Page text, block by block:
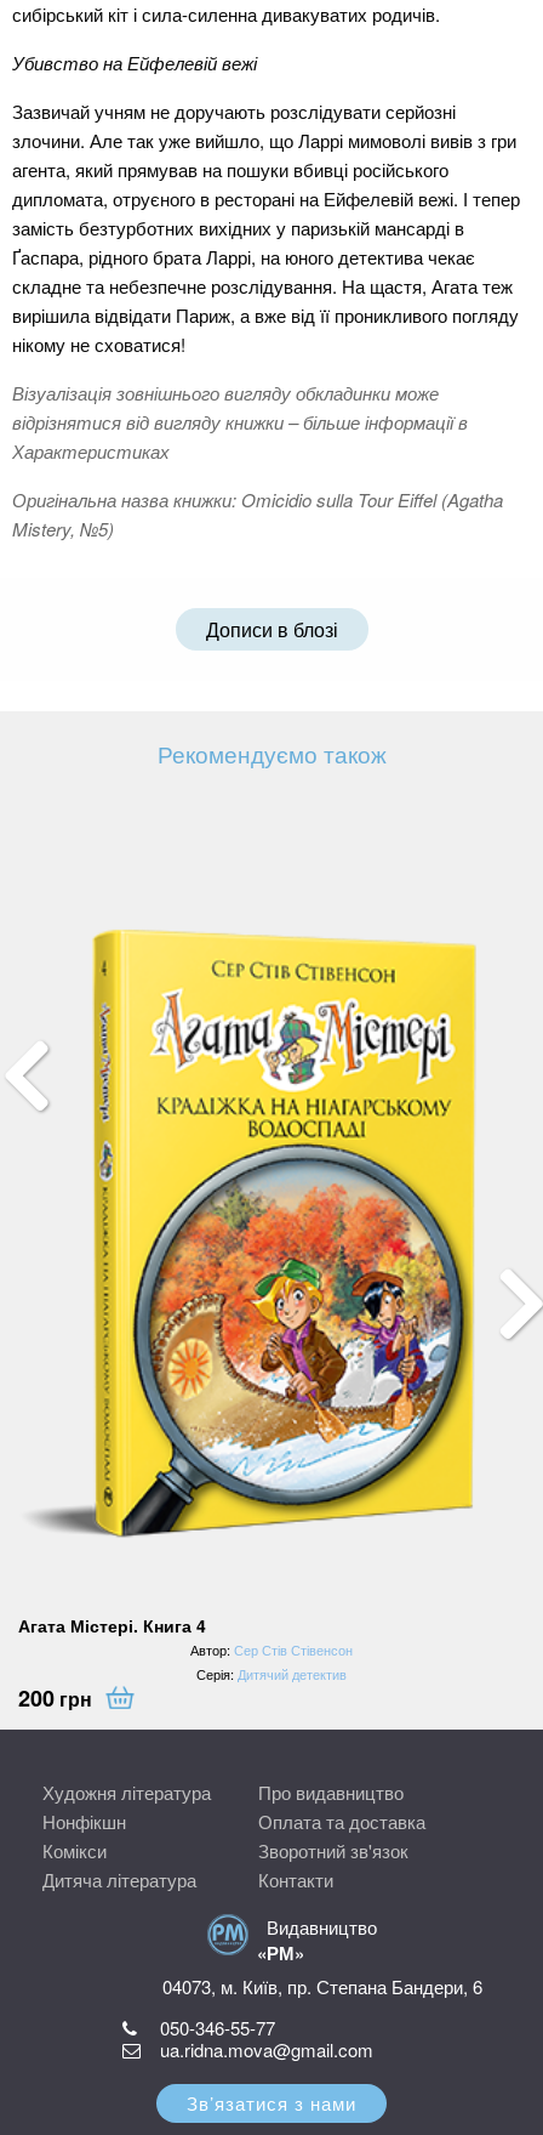
сибірський кіт і сила-силенна дивакуватих родичів.
Убивство на Ейфелевій вежі
Зазвичай учням не доручають розслідувати серйозні
злочини. Але так уже вийшло, що Ларрі мимоволі вивів з гри
агента, який прямував на пошуки вбивці російського
дипломата, отруєного в ресторані на Ейфелевій вежі. І тепер
замість безтурботних вихідних у паризькій мансарді в
Ґаспара, рідного брата Ларрі, на юного детектива чекає
складне та небезпечне розслідування. На щастя, Агата теж
вирішила відвідати Париж, а вже від її проникливого погляду
нікому не сховатися!
Візуалізація зовнішнього вигляду обкладинки може
відрізнятися від вигляду книжки – більше інформації в
Характеристиках
Оригінальна назва книжки: Omicidio sulla Tour Eiffel (Agatha
Mistery, №5)
Дописи в блозі
Рекомендуємо також
Агата Містері. Книга 4
Автор:Сер Стів Стівенсон
Серія: Дитячий детектив
200 грн
Художня література
Нонфікшн
Комікси
Дитяча література
Про видавництво
Оплата та доставка
Зворотний зв'язок
Контакти
Видавництво
«РМ»
04073, м. Київ, пр. Степана Бандери, 6
050-346-55-77
ua.ridna.mova@gmail.com
Зв’язатися з нами